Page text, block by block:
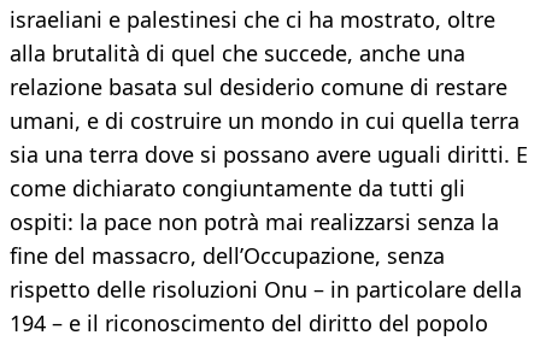
israeliani e palestinesi che ci ha mostrato, oltre
alla brutalità di quel che succede, anche una
relazione basata sul desiderio comune di restare
umani, e di costruire un mondo in cui quella terra
sia una terra dove si possano avere uguali diritti. E
come dichiarato congiuntamente da tutti gli
ospiti: la pace non potrà mai realizzarsi senza la
fine del massacro, dell’Occupazione, senza
rispetto delle risoluzioni Onu – in particolare della
194 – e il riconoscimento del diritto del popolo